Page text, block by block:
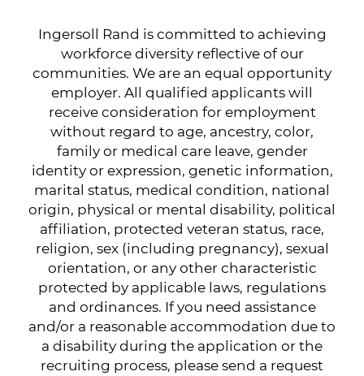
Ingersoll Rand is committed to achieving
workforce diversity reflective of our
communities. We are an equal opportunity
employer. All qualified applicants will
receive consideration for employment
without regard to age, ancestry, color,
family or medical care leave, gender
identity or expression, genetic information,
marital status, medical condition, national
origin, physical or mental disability, political
affiliation, protected veteran status, race,
religion, sex (including pregnancy), sexual
orientation, or any other characteristic
protected by applicable laws, regulations
and ordinances. If you need assistance
and/or a reasonable accommodation due to
a disability during the application or the
recruiting process, please send a request